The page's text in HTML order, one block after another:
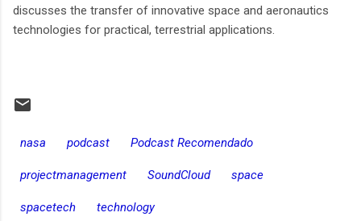
discusses the transfer of innovative space and aeronautics
technologies for practical, terrestrial applications.
nasa podcast Podcast Recomendado
projectmanagement SoundCloud space
spacetech technology